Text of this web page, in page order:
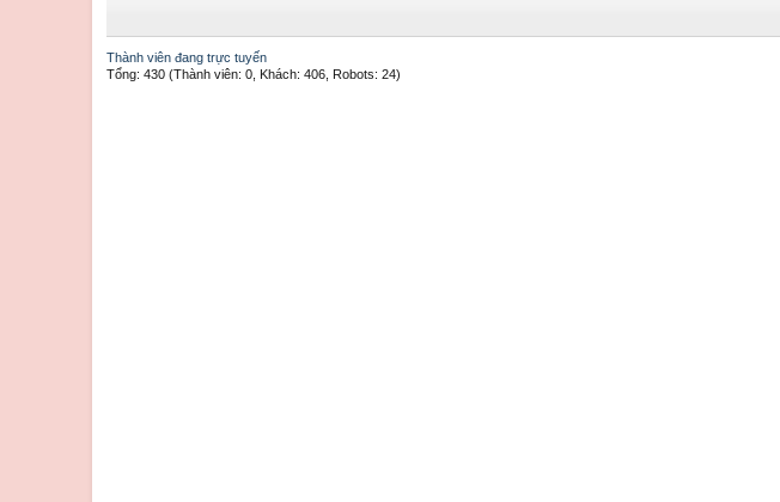
Thành viên đang trực tuyến
Tổng: 430 (Thành viên: 0, Khách: 406, Robots: 24)